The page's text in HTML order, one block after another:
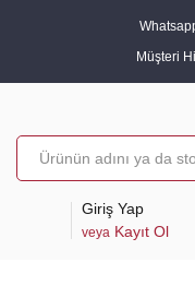
Müşteri
Giriş Yap
veya Kayıt Ol